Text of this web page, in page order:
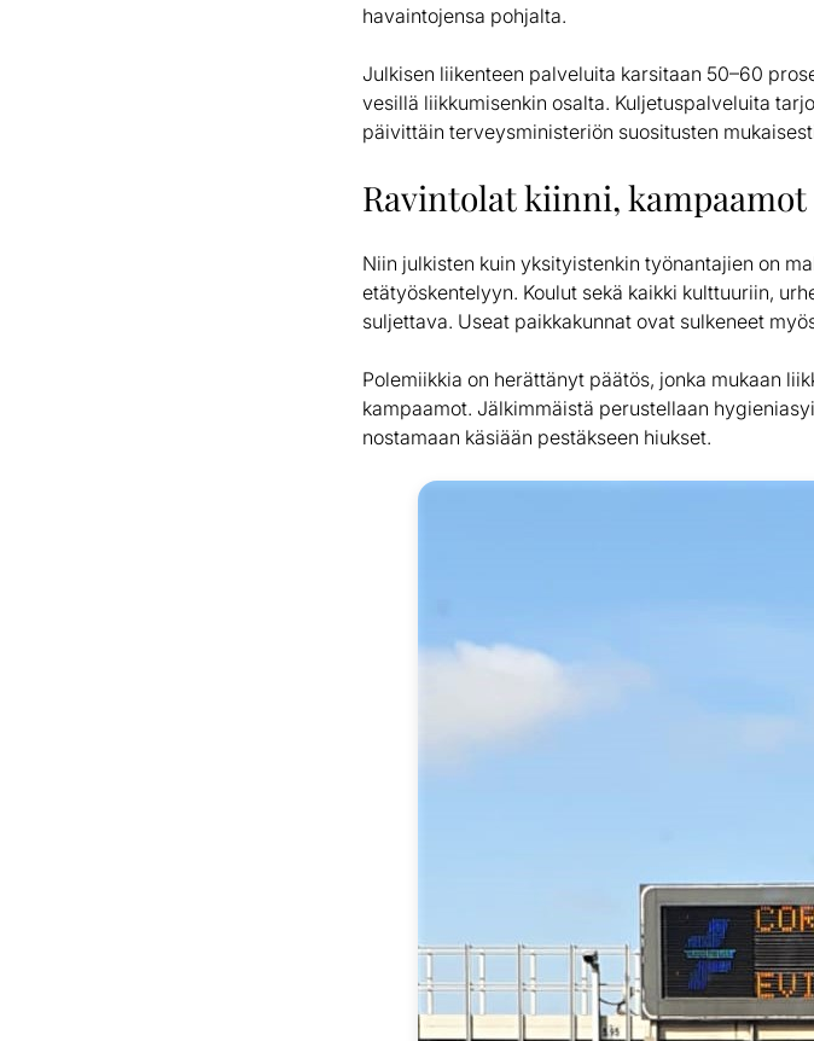
havaintojensa pohjalta.
Julkisen liikenteen palveluita karsitaan 50–60
vesillä liikkumisenkin osalta. Kuljetuspalveluita
päivittäin terveysministeriön suositusten
Ravintolat kiinni, kampaamot
Niin julkisten kuin yksityistenkin työnantajien on
etätyöskentelyyn. Koulut sekä kaikki kulttuuriin,
suljettava. Useat paikkakunnat ovat sulkeneet
Polemiikkia on herättänyt päätös, jonka mukaan
kampaamot. Jälkimmäistä perustellaan
nostamaan käsiään pestäkseen hiukset.